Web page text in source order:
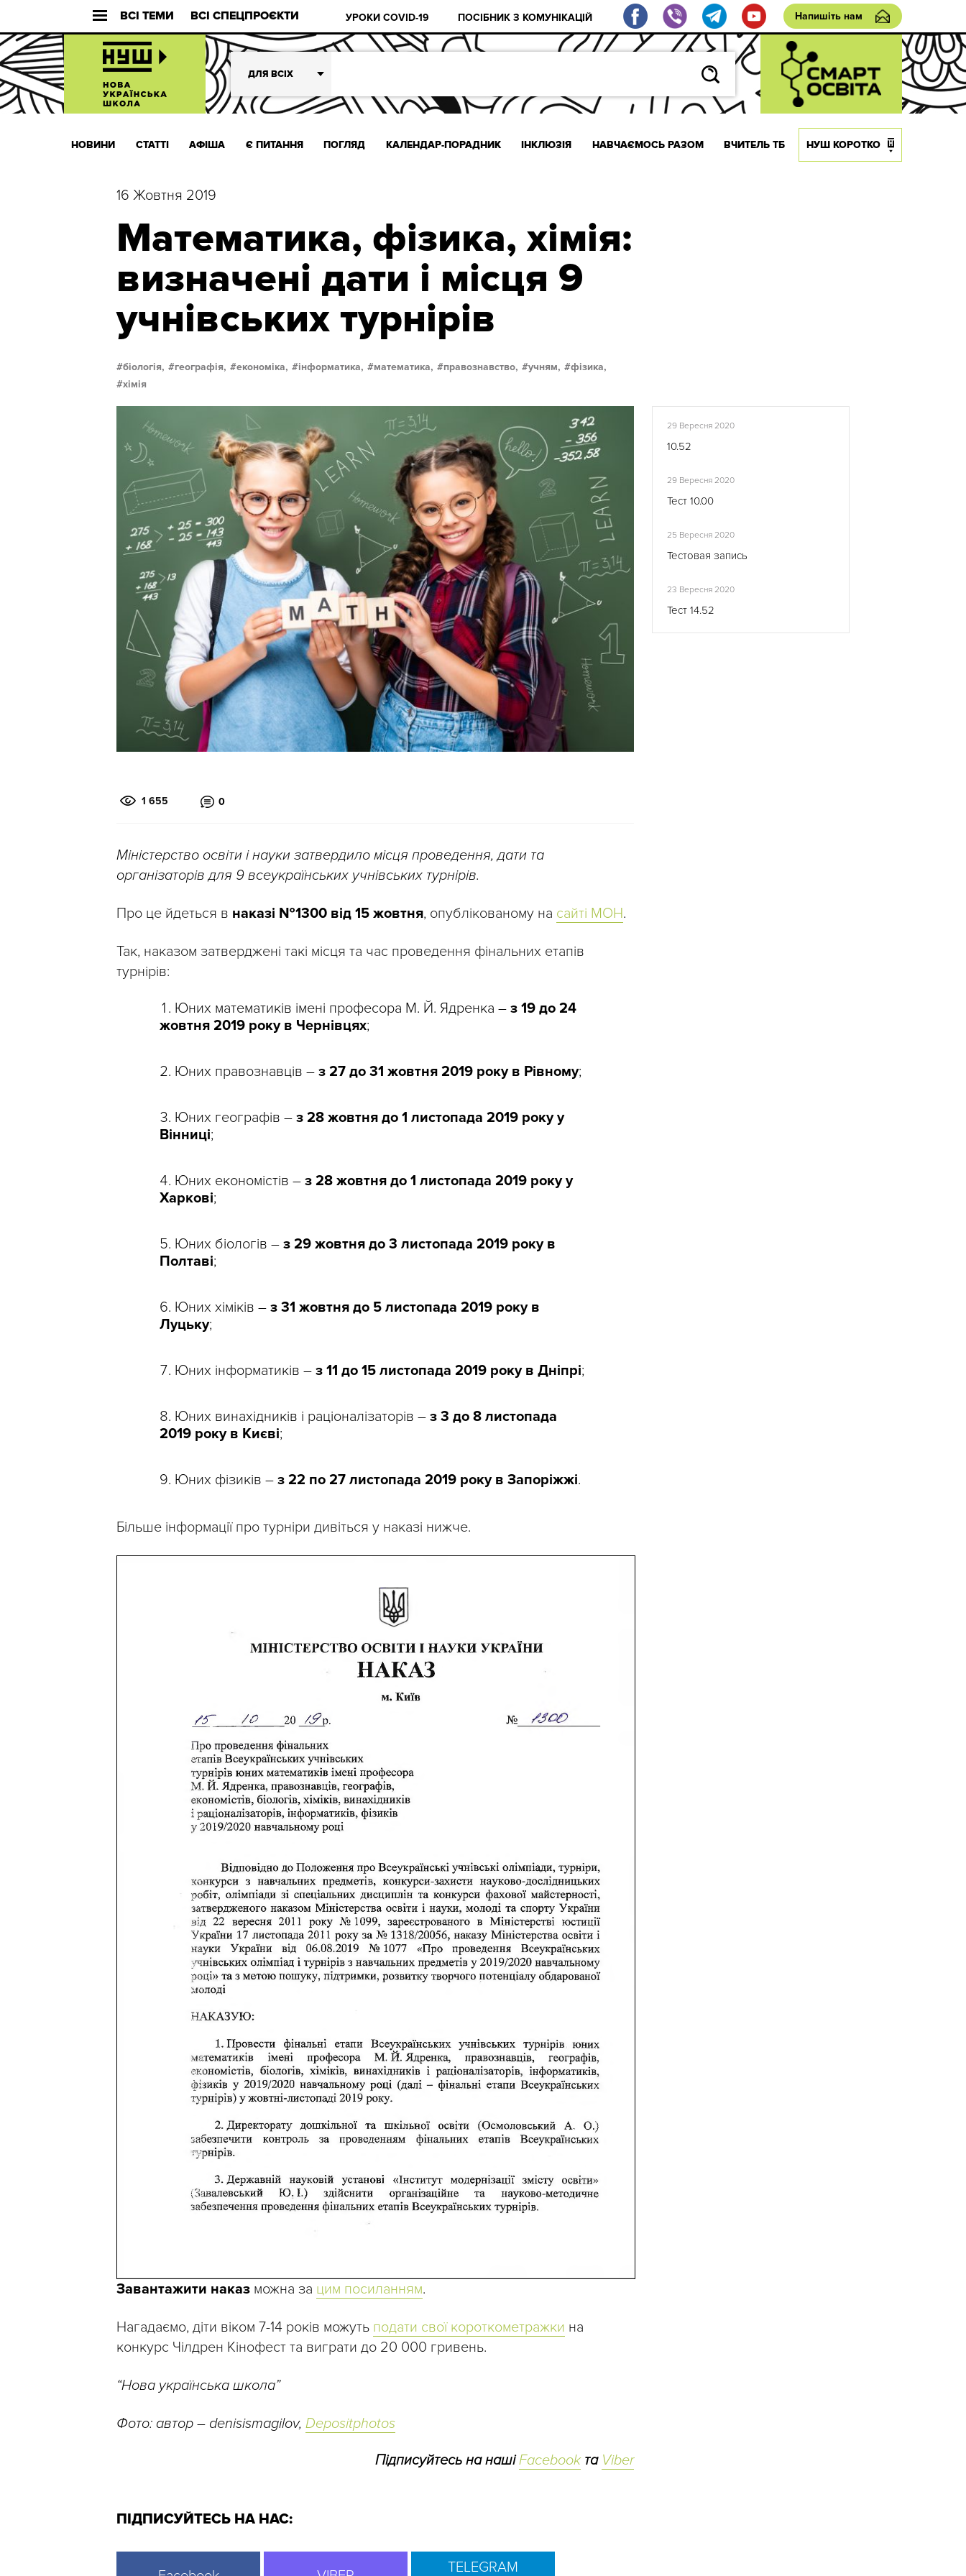
ВСІ ТЕМИ ВСІ СПЕЦПРОЄКТИ УРОКИ COVID-19 ПОСІБНИК З КОМУНІКАЦІЙ Напишіть нам
ДЛЯ ВСІХ
НОВИНИ СТАТТІ АФІША Є ПИТАННЯ ПОГЛЯД КАЛЕНДАР-ПОРАДНИК ІНКЛЮЗІЯ НАВЧАЄМОСЬ РАЗОМ ВЧИТЕЛЬ ТБ НУШ КОРОТКО
16 Жовтня 2019
Математика, фізика, хімія:
визначені дати і місця 9
учнівських турнірів
біологія, географія, економіка, інформатика, математика, правознавство, учням,
фізика,
хімія
1 655 0
Міністерство освіти і науки затвердило місця проведення, дати та
організаторів для 9 всеукраїнських учнівських турнірів.
Про це йдеться в наказі №1300 від 15 жовтня, опублікованому на сайті МОН.
Так, наказом затверджені такі місця та час проведення фінальних етапів
турнірів:
Юних математиків імені професора М. Й. Ядренка – з 19 до 24
жовтня 2019 року в Чернівцях;
Юних правознавців – з 27 до 31 жовтня 2019 року в Рівному;
Юних географів – з 28 жовтня до 1 листопада 2019 року у
Вінниці;
Юних економістів – з 28 жовтня до 1 листопада 2019 року у
Харкові;
Юних біологів – з 29 жовтня до 3 листопада 2019 року в
Полтаві;
Юних хіміків – з 31 жовтня до 5 листопада 2019 року в
Луцьку;
Юних інформатиків – з 11 до 15 листопада 2019 року в Дніпрі;
Юних винахідників і раціоналізаторів – з 3 до 8 листопада
2019 року в Києві;
Юних фізиків – з 22 по 27 листопада 2019 року в Запоріжжі.
Більше інформації про турніри дивіться у наказі нижче.
Завантажити наказ можна за цим посиланням.
Нагадаємо, діти віком 7-14 років можуть подати свої короткометражки на
конкурс Чілдрен Кінофест та виграти до 20 000 гривень.
“Нова українська школа”
Фото: автор – denisismagilov, Depositphotos
Підписуйтесь на нашіFacebookта Viber
ПІДПИСУЙТЕСЬ НА НАС:
TELEGRAM
29 Вересня 2020
10.52
29 Вересня 2020
Тест 10.00
25 Вересня 2020
Тестовая запись
23 Вересня 2020
Тест 14.52